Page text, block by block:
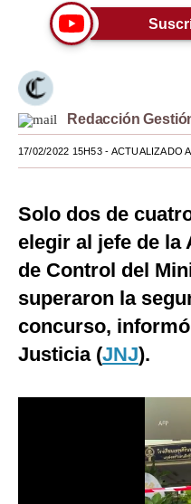
Tendencias
Lujo
Viajes
Mundo
EEUU
España
Internacional
Tecnología
Redacción
17/02/2022 15H53- ACTUALIZADO
Solo dos de
elegir al jefe de la
de Control del
superaron la
concurso,
Justicia (JNJ).